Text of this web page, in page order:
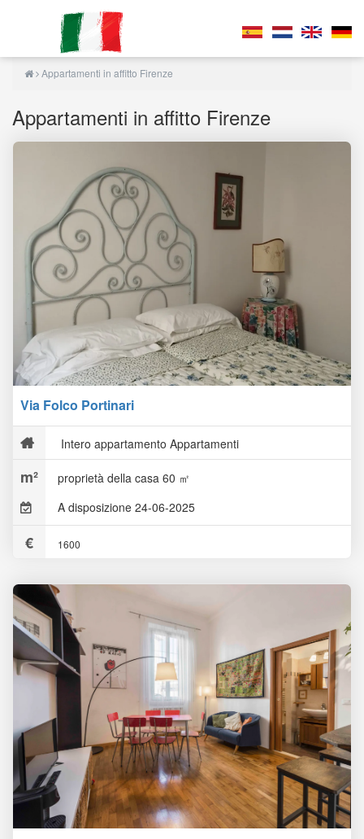
Appartamenti in affitto Firenze
Appartamenti in affitto Firenze
Via Folco Portinari
Intero appartamento Appartamenti
proprietà della casa 60 ㎡
A disposizione 24-06-2025
1600